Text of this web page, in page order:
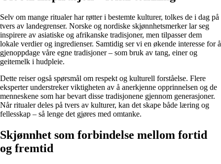
Selv om mange ritualer har røtter i bestemte kulturer, tolkes de i dag på
tvers av landegrenser. Norske og nordiske skjønnhetsmerker lar seg
inspirere av asiatiske og afrikanske tradisjoner, men tilpasser dem
lokale verdier og ingredienser. Samtidig ser vi en økende interesse for å
gjenoppdage våre egne tradisjoner – som bruk av tang, einer og
geitemelk i hudpleie.
Dette reiser også spørsmål om respekt og kulturell forståelse. Flere
eksperter understreker viktigheten av å anerkjenne opprinnelsen og de
menneskene som har bevart disse tradisjonene gjennom generasjoner.
Når ritualer deles på tvers av kulturer, kan det skape både læring og
fellesskap – så lenge det gjøres med omtanke.
Skjønnhet som forbindelse mellom fortid
og fremtid